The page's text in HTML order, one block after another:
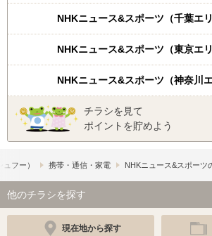
NHKニュース&スポーツ（千葉エ
NHKニュース&スポーツ（東京エ
NHKニュース&スポーツ（神奈川
チラシを見て
ポイントを貯めよう
フー） 携帯・通信・家電 NHKニュース&スポーツ
他のチラシを探す
現在地から探す